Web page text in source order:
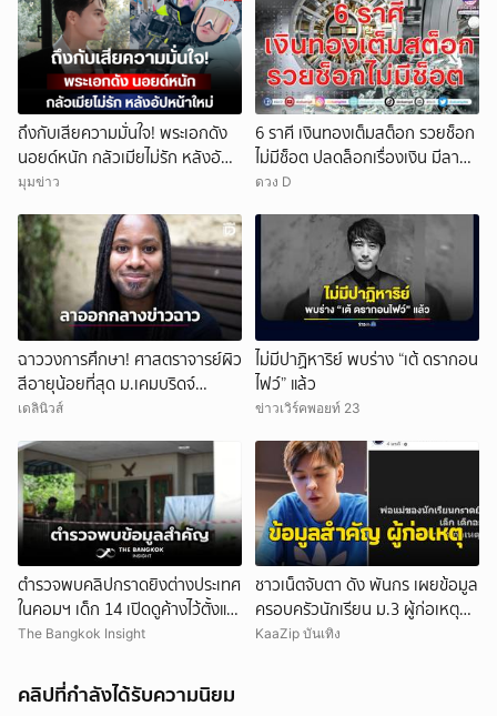
ถึงกับเสียความมั่นใจ! พระเอกดัง
นอยด์หนัก กลัวเมียไม่รัก หลังอัป
หน้าใหม่
มุมข่าว
6 ราศี เงินทองเต็มสต็อก รวยช็อก
ไม่มีช็อต ปลดล็อกเรื่องเงิน มีลาภ
ลอยจ่อคิว
ดวง D
ฉาววงการศึกษา! ศาสตราจารย์ผิว
สีอายุน้อยที่สุด ม.เคมบริดจ์
ประกาศลาออกหลังเผชิญข้อกล่าว
เดลินิวส์
ไม่มีปาฏิหาริย์ พบร่าง “เต้ ดรากอน
ไฟว์” แล้ว
ข่าวเวิร์คพอยท์ 23
ตำรวจพบคลิปกราดยิงต่างประเทศ
ในคอมฯ เด็ก 14 เปิดดูค้างไว้ตั้งแต่
วันที่ 30 ก.ค.
The Bangkok Insight
ชาวเน็ตจับตา ดัง พันกร เผยข้อมูล
ครอบครัวนักเรียน ม.3 ผู้ก่อเหตุ
และที่มาอาวุธ
KaaZip บันเทิง
คลิปที่กำลังได้รับความนิยม